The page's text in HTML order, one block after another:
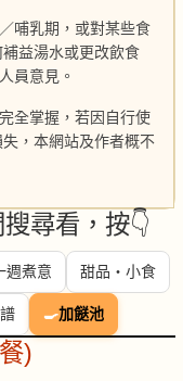
哺乳期，或對某些食
益湯水或更改飲食
員意見。
全掌握，若因自行使
，本網站及作者概不
尋看，按👇
週煮意 甜品・小食
🍳加餸池
)